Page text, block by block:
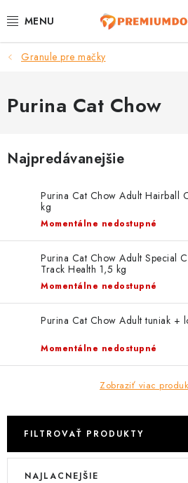
na
TOP 100 PRODUKTOV
NOVINKY
ÚTULKY
KONTAKTY
PSY
HLODAVCE
PAPAGÁJE
HOSPODÁRSKE ZVIERATÁ
VONKAJŠIE VTÁCTVO
Granule pre mačky
Purina Cat Chow
Najpredávanejšie
Purina Cat Chow Adult Hairball
kg
Momentálne nedostupné
Purina Cat Chow Adult Special
Track Health 1,5 kg
Momentálne nedostupné
Purina Cat Chow Adult tuniak +
Momentálne nedostupné
Zobraziť viac
FILTROVAŤ PRODUKTY
V
R
NAJLACNEJŠIE